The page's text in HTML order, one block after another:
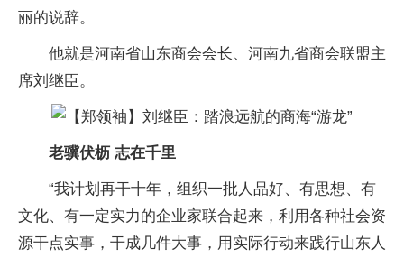
丽的说辞。
他就是河南省山东商会会长、河南九省商会联盟主
席刘继臣。
老骥伏枥 志在千里
“我计划再干十年，组织一批人品好、有思想、有
文化、有一定实力的企业家联合起来，利用各种社会资
源干点实事，干成几件大事，用实际行动来践行山东人